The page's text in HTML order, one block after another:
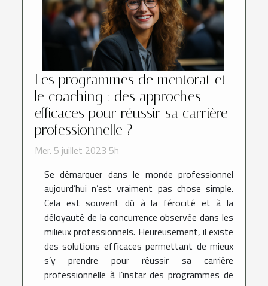
Les programmes de mentorat et
le coaching : des approches
efficaces pour réussir sa carrière
professionnelle ?
Mer. 5 juillet 2023 5h
Se démarquer dans le monde professionnel
aujourd’hui n’est vraiment pas chose simple.
Cela est souvent dû à la férocité et à la
déloyauté de la concurrence observée dans les
milieux professionnels. Heureusement, il existe
des solutions efficaces permettant de mieux
s’y prendre pour réussir sa carrière
professionnelle à l’instar des programmes de